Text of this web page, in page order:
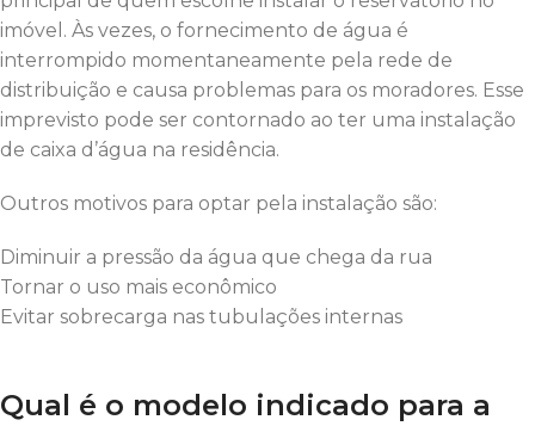
imóvel. Às vezes, o fornecimento de água é
interrompido momentaneamente pela rede de
distribuição e causa problemas para os moradores. Esse
imprevisto pode ser contornado ao ter uma instalação
de caixa d’água na residência.
Outros motivos para optar pela instalação são:
Diminuir a pressão da água que chega da rua
Tornar o uso mais econômico
Evitar sobrecarga nas tubulações internas
Qual é o modelo indicado para a